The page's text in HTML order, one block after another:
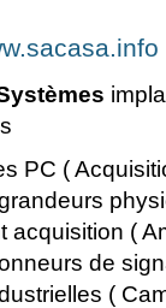
PC (
acquisition (
de
(